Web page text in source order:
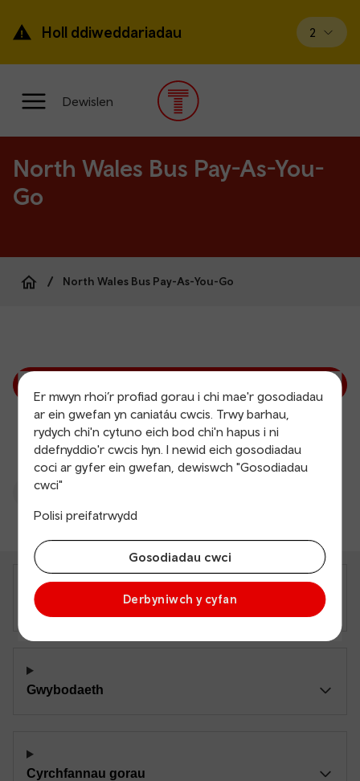
ymlaen
prif
Holl ddiweddariadau Gweld
2
Prif
Dewislen
North Wales Bus Pay-As-You-
Go
North Wales Bus Pay-As-You-Go
Er mwyn rhoi’r profiad gorau i chi mae'r gosodiadau
ar ein gwefan yn caniatáu cwcis. Trwy barhau,
rydych chi'n cytuno eich bod chi'n hapus i ni
ddefnyddio'r cwcis hyn. I newid eich gosodiadau
coci ar gyfer ein gwefan, dewiswch "Gosodiadau
cwci"
Polisi preifatrwydd
Gosodiadau cwci
Derbyniwch y cyfan
Amdanom ni
Gwybodaeth
Cyrchfannau gorau